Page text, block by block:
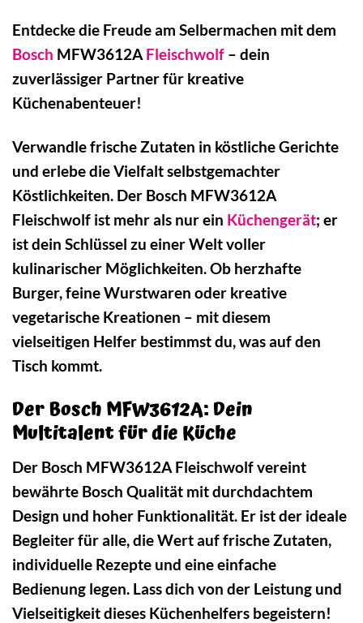
Entdecke die Freude am Selbermachen mit dem
Bosch MFW3612A Fleischwolf – dein
zuverlässiger Partner für kreative
Küchenabenteuer!
Verwandle frische Zutaten in köstliche Gerichte
und erlebe die Vielfalt selbstgemachter
Köstlichkeiten. Der Bosch MFW3612A
Fleischwolf ist mehr als nur ein Küchengerät; er
ist dein Schlüssel zu einer Welt voller
kulinarischer Möglichkeiten. Ob herzhafte
Burger, feine Wurstwaren oder kreative
vegetarische Kreationen – mit diesem
vielseitigen Helfer bestimmst du, was auf den
Tisch kommt.
Der Bosch MFW3612A: Dein
Multitalent für die Küche
Der Bosch MFW3612A Fleischwolf vereint
bewährte Bosch Qualität mit durchdachtem
Design und hoher Funktionalität. Er ist der ideale
Begleiter für alle, die Wert auf frische Zutaten,
individuelle Rezepte und eine einfache
Bedienung legen. Lass dich von der Leistung und
Vielseitigkeit dieses Küchenhelfers begeistern!